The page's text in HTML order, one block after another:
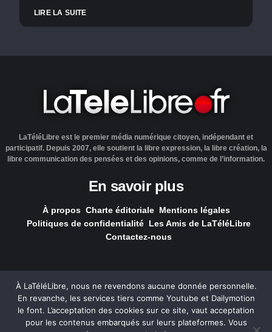
LIRE LA SUITE
LaTéléLibre est le premier média numérique citoyen, indépendant et
participatif. Depuis 2007, elle soutient la libre expression, la libre création, la
libre communication des pensées et des opinions, comme de l’information.
En savoir plus
À propos Charte éditoriale Mentions légales
Politiques de confidentialité Les Amis de LaTéléLibre
Contactez-nous
LaTéléLibre.fr, ce site a été réalisé par l'agenceNOUS, Ouvert,
Utile & Simple
À LaTéléLibre, nous ne revendons aucune donnée personnelle.
En revanche, les services tiers comme Youtube et Dailymotion
le font. L’acceptation des cookies sur ce site, vaut acceptation
pour les contenus embarqués sur leurs plateformes. Vous